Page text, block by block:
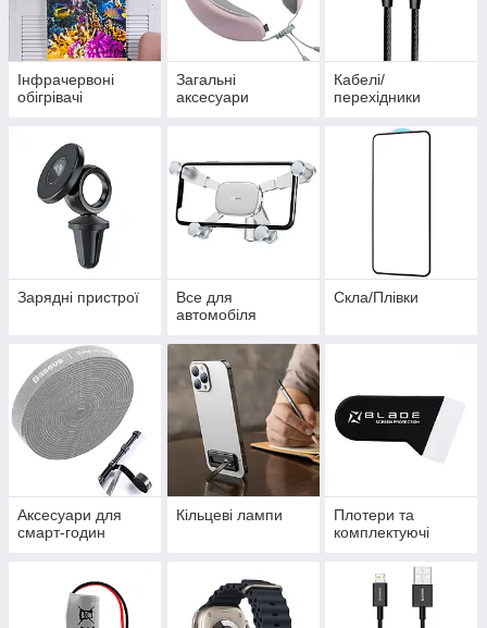
Інфрачервоні
обігрівачі
Загальні
аксесуари
Кабелі/
перехідники
Зарядні пристрої
Все для
автомобіля
Скла/Плівки
Аксесуари для
смарт-годин
Кільцеві лампи
Плотери та
комплектуючі